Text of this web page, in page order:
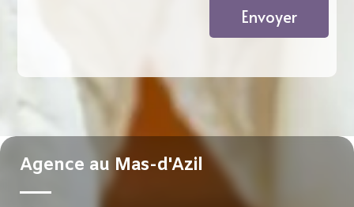
Envoyer
Agence au Mas-d'Azil